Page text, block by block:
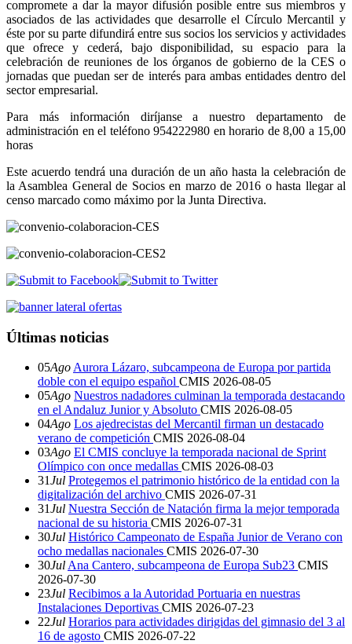
compromete a dar la mayor difusión posible entre sus miembros y
asociados de las actividades que desarrolle el Círculo Mercantil y
éste por su parte difundirá entre sus socios los servicios y actividades
que ofrece y cederá, bajo disponibilidad, su espacio para la
celebración de reuniones de los órganos de gobierno de la CES o
jornadas que puedan ser de interés para ambas entidades dentro del
sector empresarial.
Para más información diríjanse a nuestro departamento de
administración en el teléfono 954222980 en horario de 8,00 a 15,00
horas
Este acuerdo tendrá una duración de un año hasta la celebración de
la Asamblea General de Socios en marzo de 2016 o hasta llegar al
censo marcado como máximo por la Junta Directiva.
Últimas noticias
05Ago Aurora Lázaro, subcampeona de Europa por partida
doble con el equipo español CMIS 2026-08-05
05Ago Nuestros nadadores culminan la temporada destacando
en el Andaluz Junior y Absoluto CMIS 2026-08-05
04Ago Los ajedrecistas del Mercantil firman un destacado
verano de competición CMIS 2026-08-04
03Ago El CMIS concluye la temporada nacional de Sprint
Olímpico con once medallas CMIS 2026-08-03
31Jul Protegemos el patrimonio histórico de la entidad con la
digitalización del archivo CMIS 2026-07-31
31Jul Nuestra Sección de Natación firma la mejor temporada
nacional de su historia CMIS 2026-07-31
30Jul Histórico Campeonato de España Junior de Verano con
ocho medallas nacionales CMIS 2026-07-30
30Jul Ana Cantero, subcampeona de Europa Sub23 CMIS
2026-07-30
23Jul Recibimos a la Autoridad Portuaria en nuestras
Instalaciones Deportivas CMIS 2026-07-23
22Jul Horarios para actividades dirigidas del gimnasio del 3 al
16 de agosto CMIS 2026-07-22